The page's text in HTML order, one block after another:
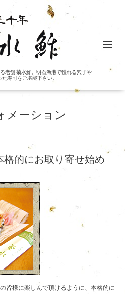
老舗 菊水鮓。明石漁港で獲れる穴子や
寿司をご堪能下さい。
メーション
格的にお取り寄せ始め
皆様に楽しんで頂けるように、本格的に